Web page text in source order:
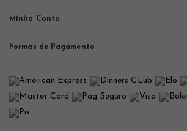
Minha Conta
Formas de Pagamento